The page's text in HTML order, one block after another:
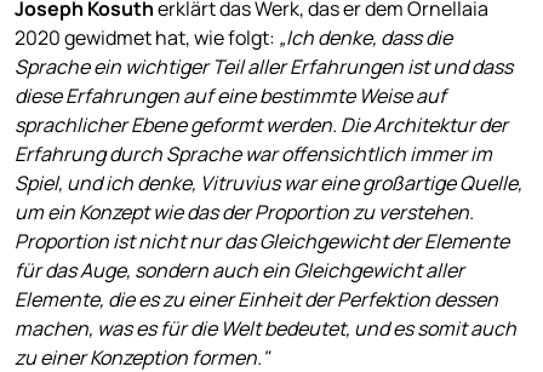
Joseph Kosutherklärt das Werk, das er dem Ornellaia
2020 gewidmet hat, wie folgt: „Ich denke, dass die
Sprache ein wichtiger Teil aller Erfahrungen ist und dass
diese Erfahrungen auf eine bestimmte Weise auf
sprachlicher Ebene geformt werden. Die Architektur der
Erfahrung durch Sprache war offensichtlich immer im
Spiel, und ich denke, Vitruvius war eine großartige Quelle,
um ein Konzept wie das der Proportion zu verstehen.
Proportion ist nicht nur das Gleichgewicht der Elemente
für das Auge, sondern auch ein Gleichgewicht aller
Elemente, die es zu einer Einheit der Perfektion dessen
machen, was es für die Welt bedeutet, und es somit auch
zu einer Konzeption formen."